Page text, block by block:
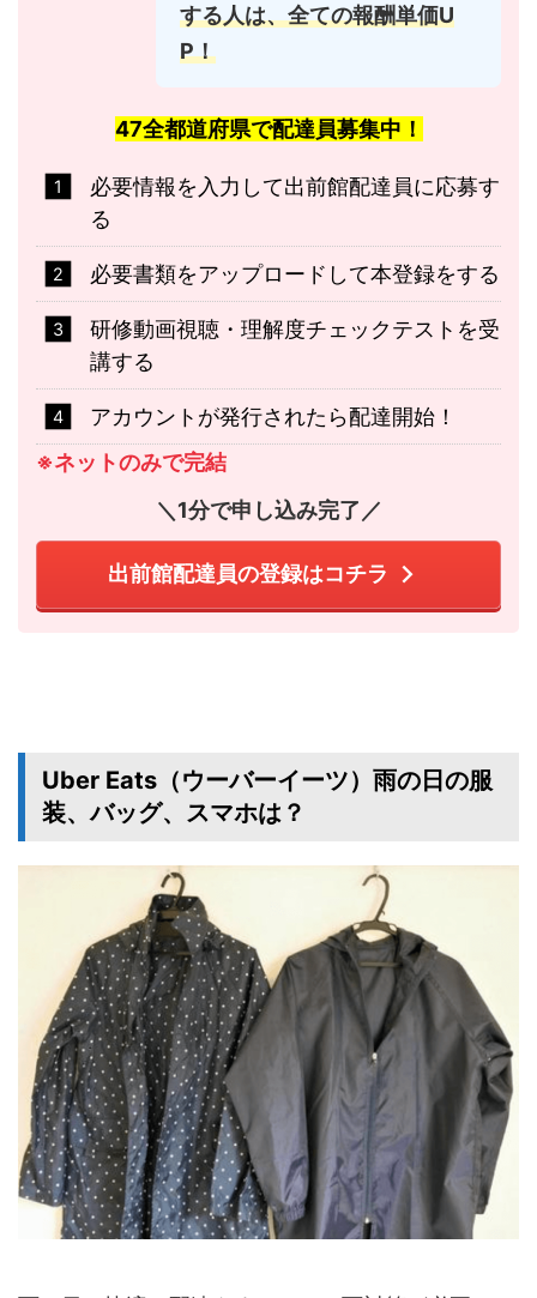
する人は、全ての報酬単価U
P！
47全都道府県で配達員募集中！
必要情報を入力して出前館配達員に応募す
る
必要書類をアップロードして本登録をする
研修動画視聴・理解度チェックテストを受
講する
アカウントが発行されたら配達開始！
※ネットのみで完結
＼1分で申し込み完了／
出前館配達員の登録はコチラ
Uber Eats（ウーバーイーツ）雨の日の服
装、バッグ、スマホは？